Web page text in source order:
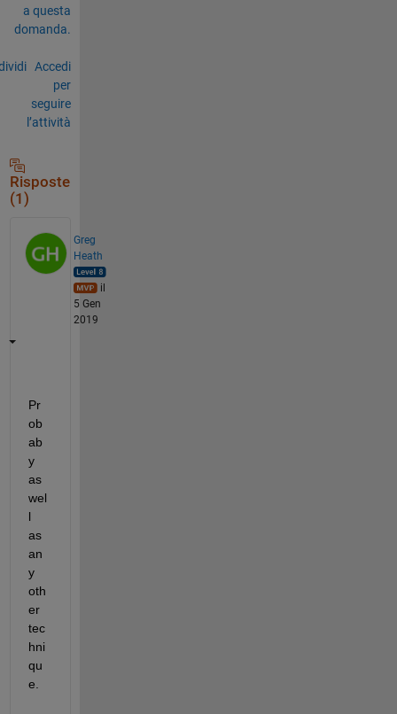
a questa
domanda.
Accedi
per
seguire
l’attività
Risposte
(1)
Greg
Heath
il
5 Gen
2019
Pr
ob
ab
y
as
wel
l
as
an
y
oth
er
tec
hni
qu
e.